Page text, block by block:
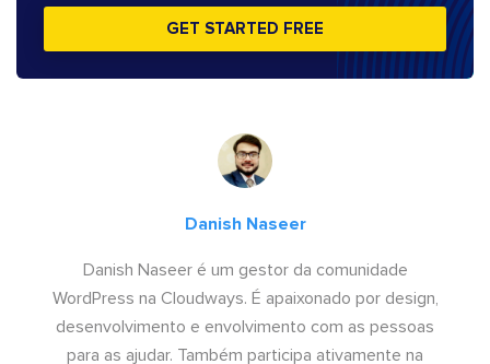
GET STARTED FREE
Danish Naseer
Danish Naseer é um gestor da comunidade
WordPress na Cloudways. É apaixonado por design,
desenvolvimento e envolvimento com as pessoas
para as ajudar. Também participa ativamente na